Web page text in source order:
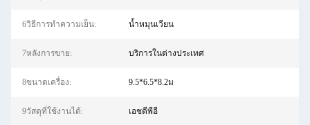
6วิธีการทำความเย็น: น้ำหมุนเวียน
7หลังการขาย: บริการในต่างประเทศ
8ขนาดเครื่อง: 9.5*6.5*8.2ม
9วัสดุที่ใช้งานได้: เอชดีพีอี